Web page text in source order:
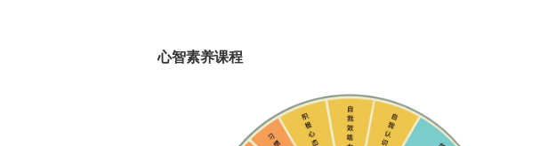
心智素养课程